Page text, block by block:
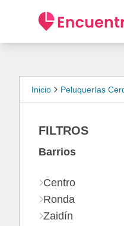
Inicio Peluquerías
FILTROS
Barrios
Centro
Ronda
Zaidín